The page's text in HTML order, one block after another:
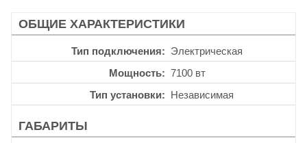
ОБЩИЕ ХАРАКТЕРИСТИКИ
Тип подключения
Электрическая
Мощность
7100 вт
Тип установки
Независимая
ГАБАРИТЫ